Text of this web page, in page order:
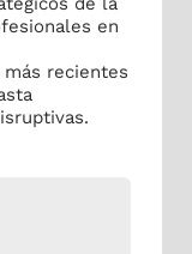
en
recientes